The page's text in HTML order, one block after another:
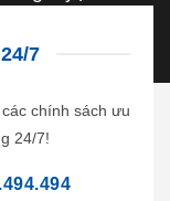
7
chính sách ưu
24/7!